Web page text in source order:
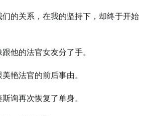
的关系，在我的坚持下，却终于开始
他的法官女友分了手。
艳法官的前后事由。
询再次恢复了单身。